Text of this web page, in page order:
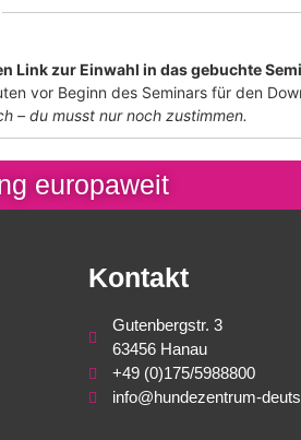
Link zur Einwahl in das gebuchte
vor Beginn des Seminars für den
– du musst nur noch zustimmen.
europaweit
Kontakt
Gutenbergstr. 3
63456 Hanau
+49 (0)175/5988800
info@hundezentrum-